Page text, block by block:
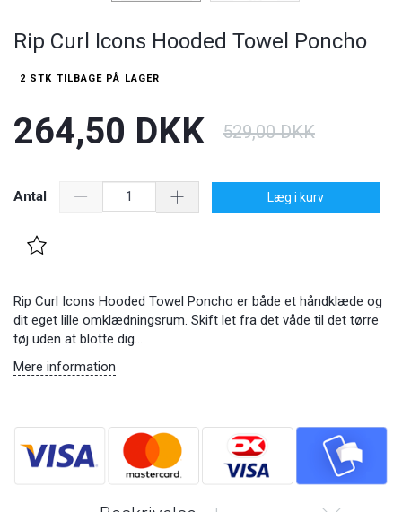
Rip Curl Icons Hooded Towel Poncho
2 STK TILBAGE PÅ LAGER
264,50 DKK 529,00 DKK
Antal Læg i kurv
Rip Curl Icons Hooded Towel Poncho er både et håndklæde og
dit eget lille omklædningsrum. Skift let fra det våde til det tørre
tøj uden at blotte dig....
Mere information